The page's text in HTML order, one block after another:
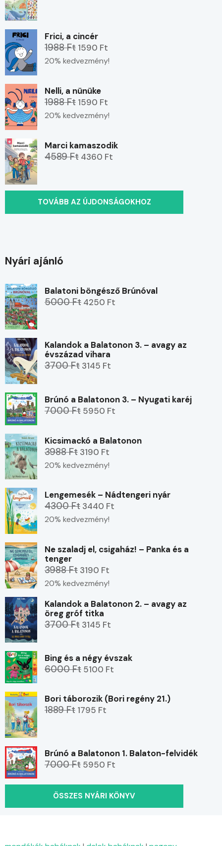
Frici, a cincér
1988 Ft 1590 Ft
20% kedvezmény!
Nelli, a nünüke
1988 Ft 1590 Ft
20% kedvezmény!
Marci kamaszodik
4589 Ft 4360 Ft
TOVÁBB AZ ÚJDONSÁGOKHOZ
Nyári ajánló
Balatoni böngésző Brúnóval
5000 Ft 4250 Ft
Kalandok a Balatonon 3. – avagy az
évszázad vihara
3700 Ft 3145 Ft
Brúnó a Balatonon 3. – Nyugati karéj
7000 Ft 5950 Ft
Kicsimackó a Balatonon
3988 Ft 3190 Ft
20% kedvezmény!
Lengemesék – Nádtengeri nyár
4300 Ft 3440 Ft
20% kedvezmény!
Ne szaladj el, csigaház! – Panka és a
tenger
3988 Ft 3190 Ft
20% kedvezmény!
Kalandok a Balatonon 2. – avagy az
öreg gróf titka
3700 Ft 3145 Ft
Bing és a négy évszak
6000 Ft 5100 Ft
Bori táborozik (Bori regény 21.)
1889 Ft 1795 Ft
Brúnó a Balatonon 1. Balaton-felvidék
7000 Ft 5950 Ft
ÖSSZES NYÁRI KÖNYV